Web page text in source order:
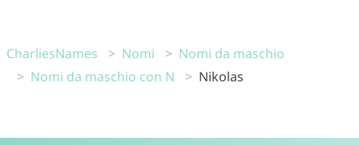
CharliesNames Nomi
Nomi da maschio
Nomi da maschio con N
Nikolas